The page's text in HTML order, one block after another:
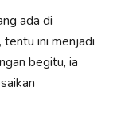
ada di
ini menjadi
begitu, ia